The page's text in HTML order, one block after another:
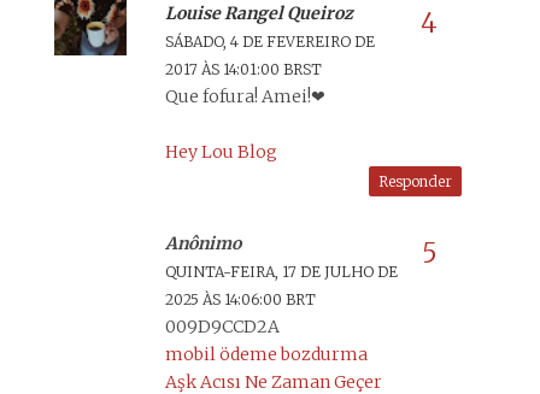
Louise Rangel Queiroz
SÁBADO, 4 DE FEVEREIRO DE
2017 ÀS 14:01:00 BRST
Que fofura! Amei!❤
Hey Lou Blog
Responder
Anônimo
QUINTA-FEIRA, 17 DE JULHO DE
2025 ÀS 14:06:00 BRT
009D9CCD2A
mobil ödeme bozdurma
Aşk Acısı Ne Zaman Geçer